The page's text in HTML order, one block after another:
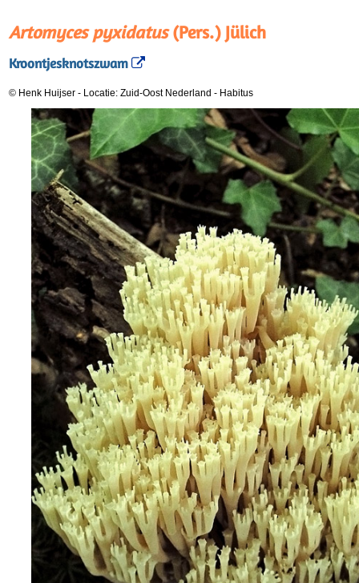
Artomyces pyxidatus(Pers.) Jülich
Kroontjesknotszwam
© Henk Huijser - Locatie: Zuid-Oost Nederland - Habitus